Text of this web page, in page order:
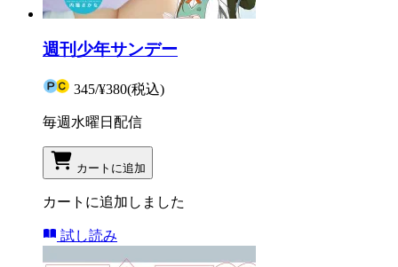
週刊少年サンデー
345/¥380(税込)
毎週水曜日配信
カートに追加
カートに追加しました
試し読み